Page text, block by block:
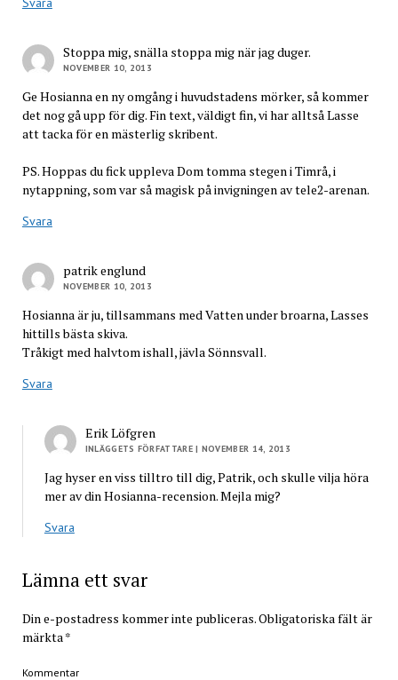
Stoppa mig, snälla stoppa mig när jag duger.
NOVEMBER 10, 2013
Ge Hosianna en ny omgång i huvudstadens mörker, så kommer
det nog gå upp för dig. Fin text, väldigt fin, vi har alltså Lasse
att tacka för en mästerlig skribent.
PS. Hoppas du fick uppleva Dom tomma stegen i Timrå, i
nytappning, som var så magisk på invigningen av tele2-arenan.
Svara
patrik englund
NOVEMBER 10, 2013
Hosianna är ju, tillsammans med Vatten under broarna, Lasses
hittills bästa skiva.
Tråkigt med halvtom ishall, jävla Sönnsvall.
Svara
Erik Löfgren
INLÄGGETS FÖRFATTARE| NOVEMBER 14, 2013
Jag hyser en viss tilltro till dig, Patrik, och skulle vilja höra
mer av din Hosianna-recension. Mejla mig?
Svara
Lämna ett svar
Din e-postadress kommer inte publiceras.Obligatoriska fält är
märkta*
Kommentar